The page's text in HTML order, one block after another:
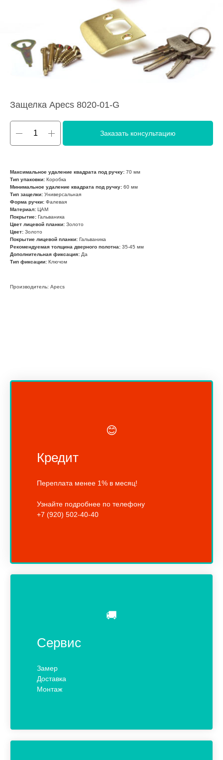
Защелка Apecs 8020-01-G
Заказать консультацию
Максимальное удаление квадрата под ручку: 70 мм
Тип упаковки: Коробка
Минимальное удаление квадрата под ручку: 60 мм
Тип защелки: Универсальная
Форма ручки: Фалевая
Материал: ЦАМ
Покрытие: Гальваника
Цвет лицевой планки: Золото
Цвет: Золото
Покрытие лицевой планки: Гальваника
Рекомендуемая толщина дверного полотна: 35-45 мм
Дополнительная фиксация: Да
Тип фиксации: Ключом
Производитель: Apecs
😊
Кредит
Переплата менее 1% в месяц!
Узнайте подробнее по телефону
+7 (920) 502-40-40
🚚
Сервис
Замер
Доставка
Монтаж